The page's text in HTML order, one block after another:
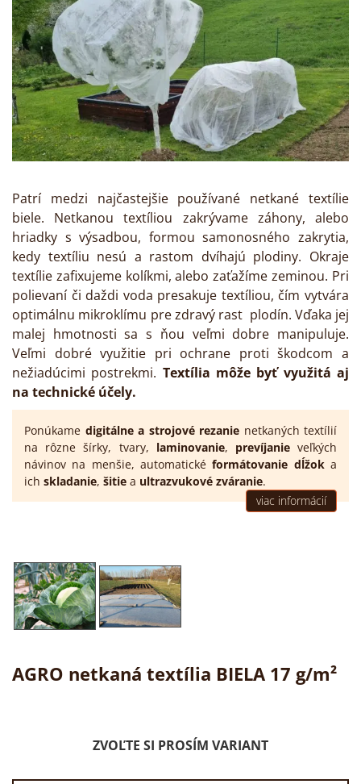
Patrí medzi najčastejšie používané netkané textílie
biele. Netkanou textíliou zakrývame záhony, alebo
hriadky s výsadbou, formou samonosného zakrytia,
kedy textíliu nesú a rastom dvíhajú plodiny. Okraje
textílie zafixujeme kolíkmi, alebo zaťažíme zeminou. Pri
polievaní či daždi voda presakuje textíliou, čím vytvára
optimálnu mikroklímu pre zdravý rast plodín. Vďaka jej
malej hmotnosti sa s ňou veľmi dobre manipuluje.
Veľmi dobré využitie pri ochrane proti škodcom a
nežiadúcimi postrekmi. Textília môže byť využitá aj
na technické účely.
Ponúkame digitálne a strojové rezanie netkaných textílií
na rôzne šírky, tvary, laminovanie, prevíjanieveľkých
návinov na menšie, automatickéformátovanie dĺžoka
ich skladanie, šitie a ultrazvukové zváranie.
viac informácií
AGRO netkaná textília BIELA 17 g/m²
ZVOĽTE SI PROSÍM VARIANT